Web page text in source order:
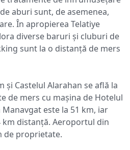
aburi sunt, de asemenea,
În apropierea Telatiye
diverse baruri și cluburi de
sunt la o distanță de mers
și Castelul Alarahan se află la
de mers cu mașina de Hotelul
Manavgat este la 51 km, iar
km distanță. Aeroportul din
de proprietate.